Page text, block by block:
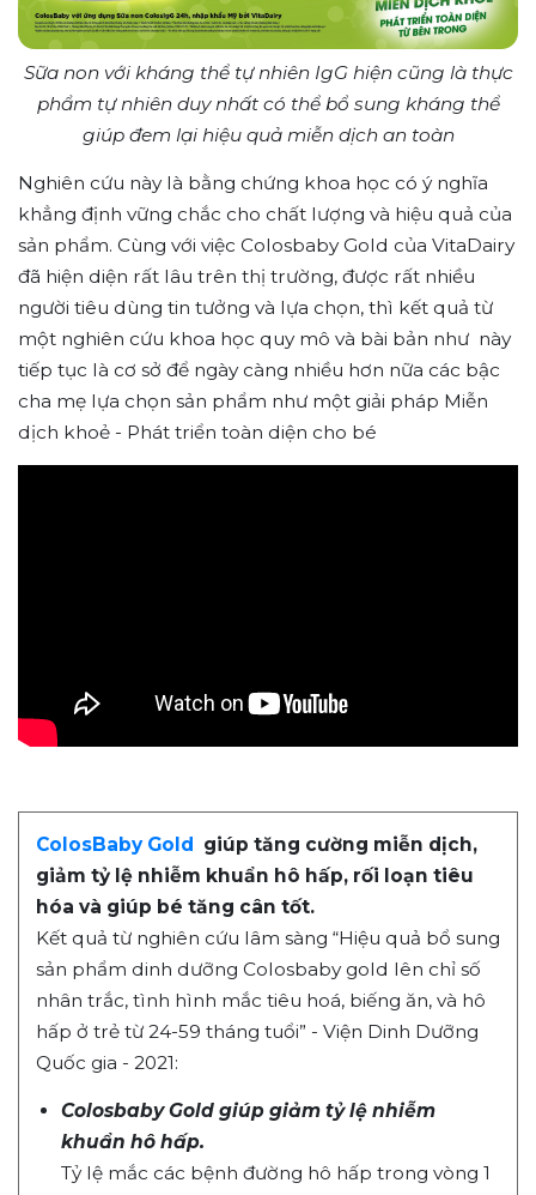
Sữa non với kháng thể tự nhiên IgG hiện cũng là thực
phẩm tự nhiên duy nhất có thể bổ sung kháng thể
giúp đem lại hiệu quả miễn dịch an toàn
Nghiên cứu này là bằng chứng khoa học có ý nghĩa
khẳng định vững chắc cho chất lượng và hiệu quả của
sản phẩm. Cùng với việc Colosbaby Gold của VitaDairy
đã hiện diện rất lâu trên thị trường, được rất nhiều
người tiêu dùng tin tưởng và lựa chọn, thì kết quả từ
một nghiên cứu khoa học quy mô và bài bản như này
tiếp tục là cơ sở để ngày càng nhiều hơn nữa các bậc
cha mẹ lựa chọn sản phẩm như một giải pháp Miễn
dịch khoẻ - Phát triển toàn diện cho bé
ColosBaby Gold giúp tăng cường miễn dịch,
giảm tỷ lệ nhiễm khuẩn hô hấp, rối loạn tiêu
hóa và giúp bé tăng cân tốt.
Kết quả từ nghiên cứu lâm sàng “Hiệu quả bổ sung
sản phẩm dinh dưỡng Colosbaby gold lên chỉ số
nhân trắc, tình hình mắc tiêu hoá, biếng ăn, và hô
hấp ở trẻ từ 24-59 tháng tuổi” - Viện Dinh Dưỡng
Quốc gia - 2021:
Colosbaby Gold giúp giảm tỷ lệ nhiễm
khuẩn hô hấp.
Tỷ lệ mắc các bệnh đường hô hấp trong vòng 1